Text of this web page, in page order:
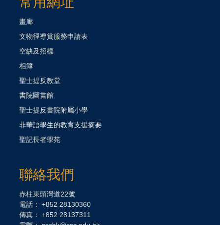
畫廊
文物徑導賞服務申請表
空缺及招標
相簿
聖士提反教堂
書院圖書館
聖士提反書院附屬小學
非華語學生的教育支援摘要
聖記長者學苑
聯絡我們
赤柱東頭灣道22號
電話： +852 28130360
傳真： +852 28137311